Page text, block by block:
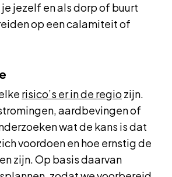
jezelf en als dorp of buurt
op een calamiteit of
risico’s er in de regio zijn.
aardbevingen of
wat de kans is dat
voordoen en hoe ernstig de
zijn. Op basis daarvan